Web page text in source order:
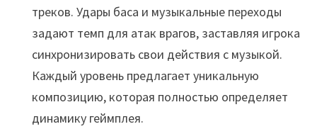
треков. Удары баса и музыкальные переходы
задают темп для атак врагов, заставляя игрока
синхронизировать свои действия с музыкой.
Каждый уровень предлагает уникальную
композицию, которая полностью определяет
динамику геймплея.